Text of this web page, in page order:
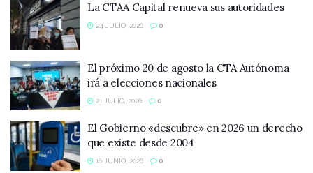
La CTAA Capital renueva sus autoridades
24 JULIO, 2026 0
El próximo 20 de agosto la CTA Autónoma
irá a elecciones nacionales
21 JULIO, 2026 0
El Gobierno «descubre» en 2026 un derecho
que existe desde 2004
16 JUNIO, 2026 0